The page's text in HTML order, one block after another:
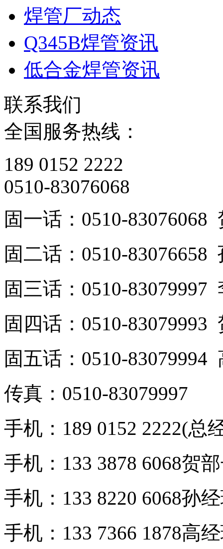
焊管厂动态
Q345B焊管资讯
低合金焊管资讯
联系我们
全国服务热线：
189 0152 2222
0510-83076068
固一话：0510-83076068
固二话：0510-83076658
固三话：0510-83079997
固四话：0510-83079993
固五话：0510-83079994
传真：0510-83079997
手机：189 0152 2222(总
手机：133 3878 6068贺
手机：133 8220 6068孙
手机：133 7366 1878高